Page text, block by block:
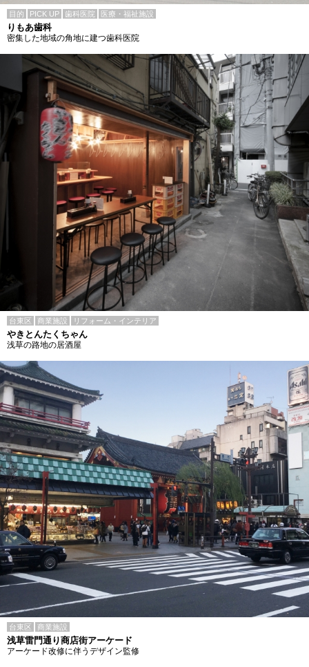
目的 PICK UP 歯科医院 医療・福祉施設
りもあ歯科
密集した地域の角地に建つ歯科医院
台東区 商業施設 リフォーム・インテリア
やきとんたくちゃん
浅草の路地の居酒屋
台東区 商業施設
浅草雷門通り商店街アーケード
アーケード改修に伴うデザイン監修